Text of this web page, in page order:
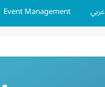
Event Management عربي